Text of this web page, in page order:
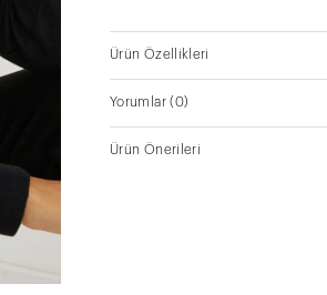
Ürün Özellikleri
Yorumlar(0)
Ürün Önerileri